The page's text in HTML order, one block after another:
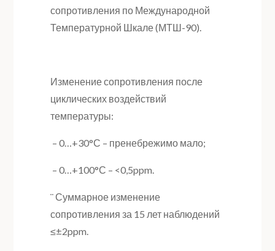
сопротивления по Международной
Температурной Шкале (МТШ-90).
Изменение сопротивления после
циклических воздействий
температуры:
– 0…+30°С – пренебрежимо мало;
– 0…+100°С – <0,5ppm.
¨ Суммарное изменение
сопротивления за 15 лет наблюдений
≤±2ppm.